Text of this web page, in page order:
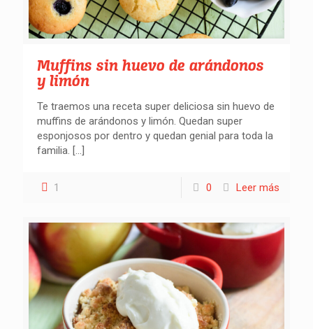
Muffins sin huevo de arándonos
y limón
Te traemos una receta super deliciosa sin huevo de
muffins de arándonos y limón. Quedan super
esponjosos por dentro y quedan genial para toda la
familia. […]
1 0 Leer más